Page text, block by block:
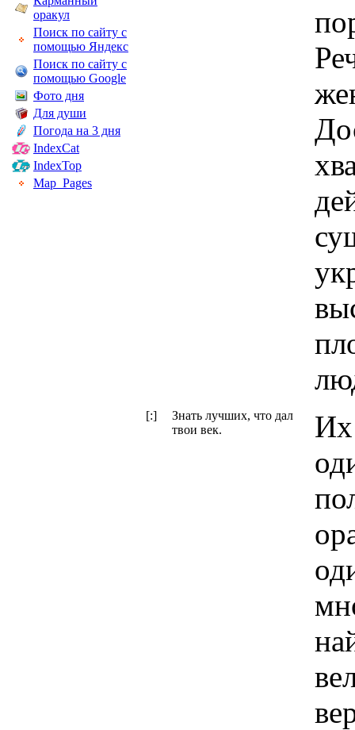
оракул
Поиск по сайту с
помощью Яндекс
Поиск по сайту с
помощью Google
Фото дня
Для души
Погода на 3 дня
IndexCat
IndexTop
Map_Pages
[:]
Знать лучших, что дал
твои век.
Их